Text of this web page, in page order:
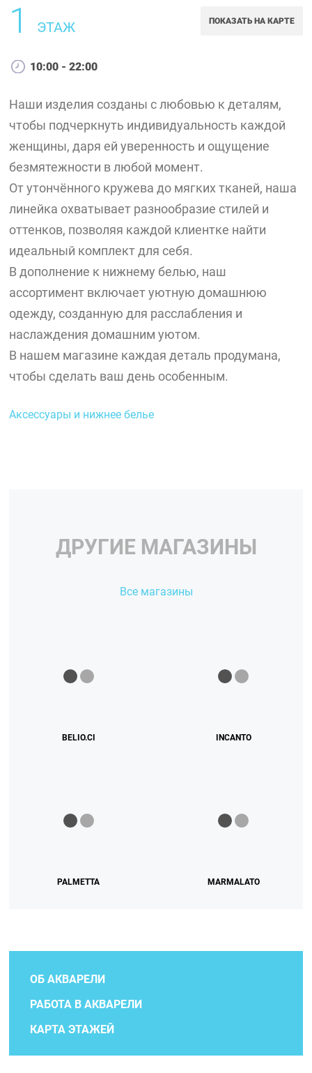
1 ЭТАЖ ПОКАЗАТЬ НА КАРТЕ
10:00 - 22:00
Наши изделия созданы с любовью к деталям,
чтобы подчеркнуть индивидуальность каждой
женщины, даря ей уверенность и ощущение
безмятежности в любой момент.
От утончённого кружева до мягких тканей, наша
линейка охватывает разнообразие стилей и
оттенков, позволяя каждой клиентке найти
идеальный комплект для себя.
В дополнение к нижнему белью, наш
ассортимент включает уютную домашнюю
одежду, созданную для расслабления и
наслаждения домашним уютом.
В нашем магазине каждая деталь продумана,
чтобы сделать ваш день особенным.
Аксессуары и нижнее белье
ДРУГИЕ МАГАЗИНЫ
Все магазины
BELIO.CI INCANTO
PALMETTA MARMALATO
ОБ АКВАРЕЛИ
РАБОТА В АКВАРЕЛИ
КАРТА ЭТАЖЕЙ